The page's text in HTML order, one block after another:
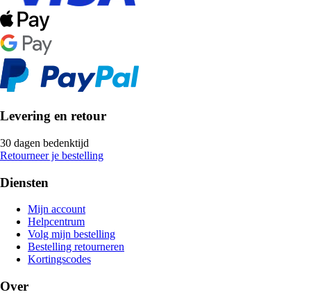
Levering en retour
30 dagen bedenktijd
Retourneer je bestelling
Diensten
Mijn account
Helpcentrum
Volg mijn bestelling
Bestelling retourneren
Kortingscodes
Over